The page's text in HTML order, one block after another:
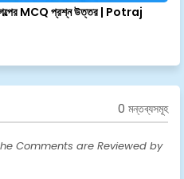
গল্পের MCQ প্রশ্ন উত্তর | Potraj
0 মন্তব্যসমূহ
Comments are Reviewed by